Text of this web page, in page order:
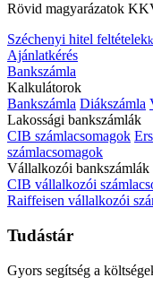
Rövid magyarázatok
Széchenyi hitel feltételek
Ajánlatkérés
Bankszámla
Kalkulátorok
Bankszámla Diákszámla
Lakossági bankszámlák
CIB számlacsomagok
számlacsomagok
Vállalkozói bankszámlák
CIB vállalkozói
Raiffeisen vállalkozói
Tudástár
Gyors segítség a